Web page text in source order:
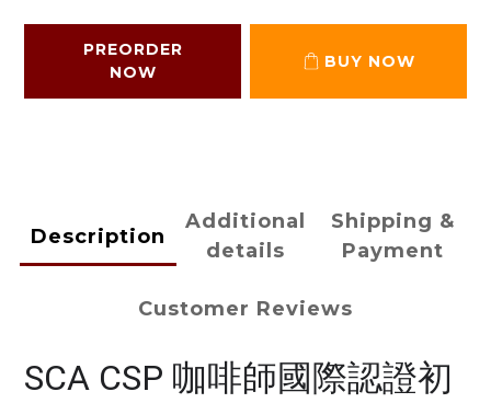
PREORDER
NOW
BUY NOW
Description
Additional
details
Shipping &
Payment
Customer Reviews
SCA CSP 咖啡師國際認證初